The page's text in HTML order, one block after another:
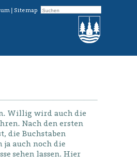
| Sitemap
Willig wird auch die
Nach den ersten
die Buchstaben
ja auch noch die
sehen lassen. Hier